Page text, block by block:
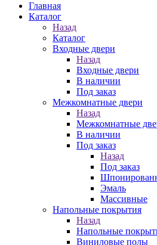
Главная
Каталог
Назад
Каталог
Входные двери
Назад
Входные двери
В наличии
Под заказ
Межкомнатные двери
Назад
Межкомнатные
В наличии
Под заказ
Назад
Под заказ
Эмаль
Массивные
Напольные покрытия
Назад
Напольные
Виниловые полы